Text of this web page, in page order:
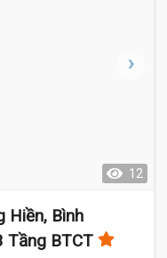
12
Hiền, Bình
Tầng BTCT